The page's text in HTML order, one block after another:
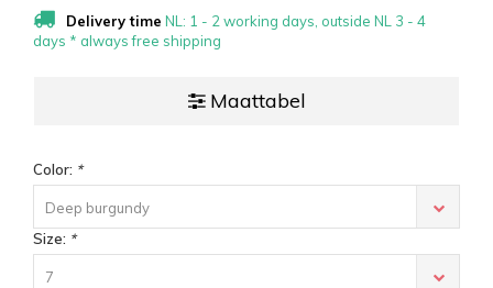
Delivery time NL: 1 - 2 working days, outside NL 3 - 4
days * always free shipping
Maattabel
Color: *
Deep burgundy
Size: *
7